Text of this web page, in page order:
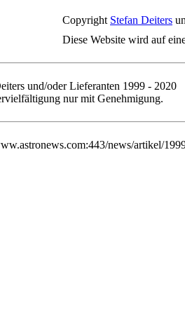
Copyright Stefan Deiters
Diese Website wird auf
und/oder Lieferanten 1999 - 2020
nur mit Genehmigung.
news/artikel/